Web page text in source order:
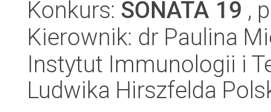
Konkurs: SONATA 19 ,
Kierownik: dr Paulina
Instytut Immunologii i
Ludwika Hirszfelda